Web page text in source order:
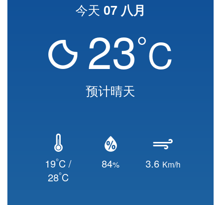
今天 07 八月
23°C
预计晴天
19°C /
28°C
84% 3.6 Km/h